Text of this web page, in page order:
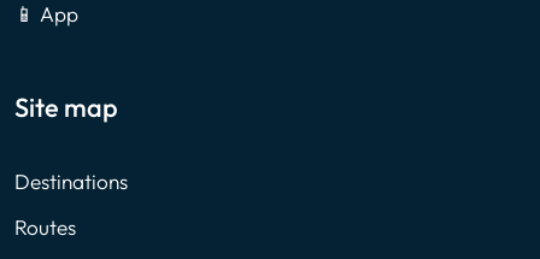
📱 App
Site map
Destinations
Routes